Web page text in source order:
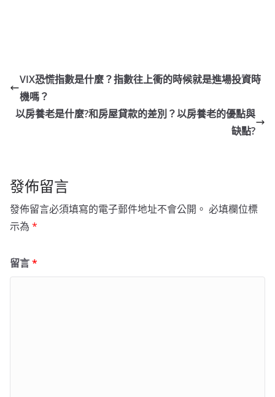
VIX恐慌指數是什麼？指數往上衝的時候就是進場投資時
機嗎？
以房養老是什麼?和房屋貸款的差別？以房養老的優點與
缺點?
發佈留言
發佈留言必須填寫的電子郵件地址不會公開。 必填欄位標
示為 *
留言*